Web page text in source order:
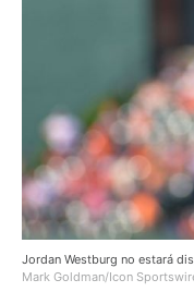
Jordan Westburg no estará
Mark Goldman/Icon